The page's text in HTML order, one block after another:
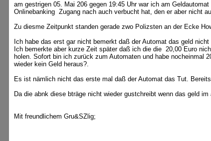
am gestrigen 05. Mai 206 gegen 19:45 Uhr war ich am
Onlinebanking Zugang nach auch verbucht hat, den er aber nicht
Zu diesme Zeitpunkt standen gerade zwo Polizsten an der Ecke
Ich habe das erst gar nicht bemerkt daß der Automat das geld
Ich bemerkte aber kurze Zeit später daß ich die die 20,00 Euro
holen. Sofort bin ich zurück zum Automaten und habe nocheinmal
wieder kein Geld heraus?.
Es ist nämlich nicht das erste mal daß der Automat das Tut.
Da die abnk diese bträge nicht wieder gustchreibt wenn das geld
Mit freundlichem Gru&SZlig;